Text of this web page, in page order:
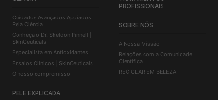
Cuidados Avançados Apoiados
Pela Ciência
Conheça o Dr. Sheldon Pinnell |
SkinCeuticals
Especialista em Antioxidantes
Ensaios Clínicos | SkinCeuticals
O nosso compromisso
PELE EXPLICADA
PROFISSIONAIS
SOBRE NÓS
A Nossa Missão
Relações com a Comunidade
Científica
RECICLAR EM BELEZA